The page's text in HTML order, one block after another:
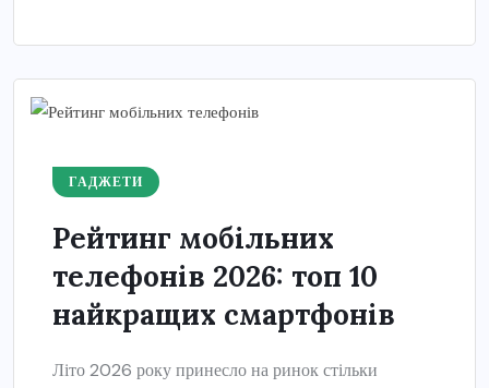
ГАДЖЕТИ
Рейтинг мобільних
телефонів 2026: топ 10
найкращих смартфонів
Літо 2026 року принесло на ринок стільки